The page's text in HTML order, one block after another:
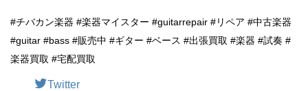
#チバカン楽器 #楽器マイスター #guitarrepair #リペア #中古楽器
#guitar #bass #販売中 #ギター #ベース #出張買取 #楽器 #試奏 #
楽器買取 #宅配買取
Twitter